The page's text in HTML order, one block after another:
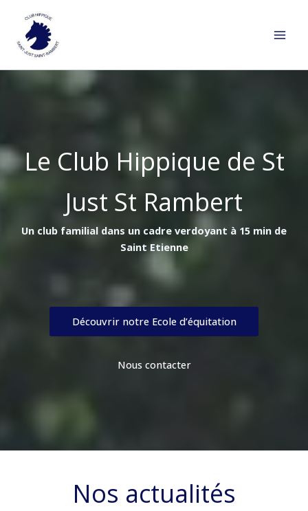
contenu
Le Club Hippique de St
Just St Rambert
Un club familial dans un cadre verdoyant à 15 min de
Saint Etienne
Découvrir notre Ecole d’équitation
Nous contacter
Nos actualités